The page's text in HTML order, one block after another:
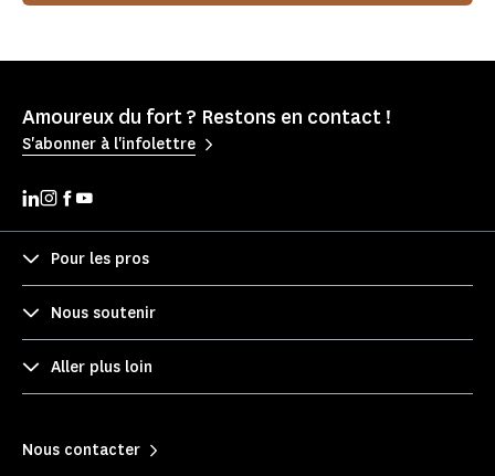
Amoureux du fort ? Restons en contact !
S'abonner à l'infolettre
Pour les pros
Nous soutenir
Aller plus loin
Nous contacter